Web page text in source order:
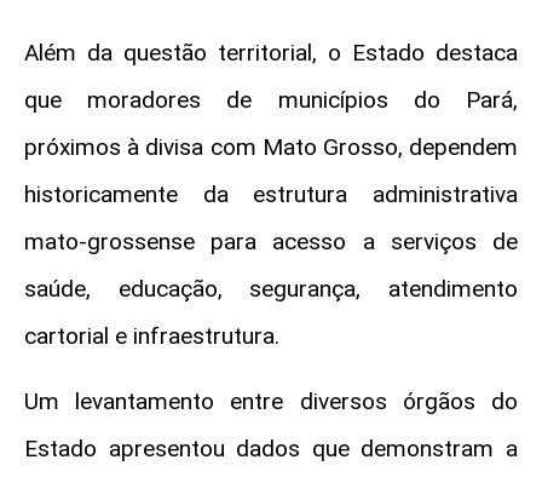
Além da questão territorial, o Estado destaca
que moradores de municípios do Pará,
próximos à divisa com Mato Grosso, dependem
historicamente da estrutura administrativa
mato-grossense para acesso a serviços de
saúde, educação, segurança, atendimento
cartorial e infraestrutura.
Um levantamento entre diversos órgãos do
Estado apresentou dados que demonstram a